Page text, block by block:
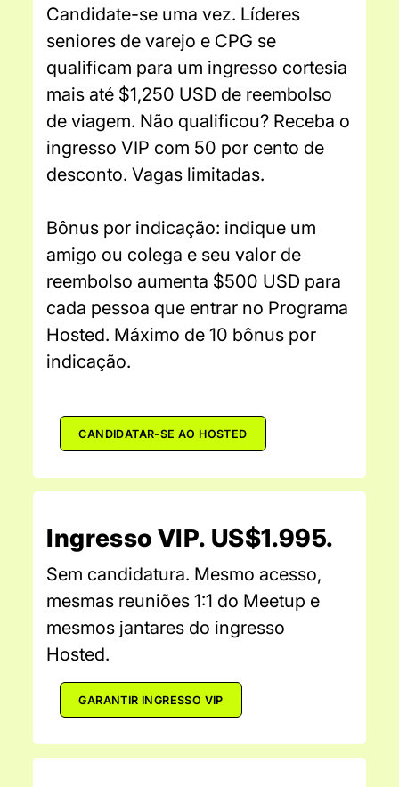
Candidate-se uma vez. Líderes
seniores de varejo e CPG se
qualificam para um ingresso cortesia
mais até $1,250 USD de reembolso
de viagem. Não qualificou? Receba o
ingresso VIP com 50 por cento de
desconto. Vagas limitadas.
Bônus por indicação: indique um
amigo ou colega e seu valor de
reembolso aumenta $500 USD para
cada pessoa que entrar no Programa
Hosted. Máximo de 10 bônus por
indicação.
CANDIDATAR-SE AO HOSTED
Ingresso VIP. US$1.995.
Sem candidatura. Mesmo acesso,
mesmas reuniões 1:1 do Meetup e
mesmos jantares do ingresso
Hosted.
GARANTIR INGRESSO VIP